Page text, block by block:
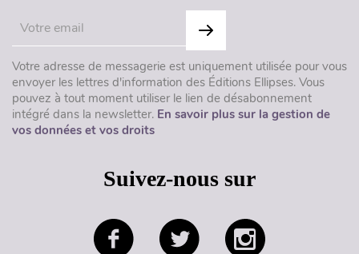
Votre adresse de messagerie est uniquement utilisée pour vous
envoyer les lettres d'information des Éditions Ellipses. Vous
pouvez à tout moment utiliser le lien de désabonnement
intégré dans la newsletter. En savoir plus sur la gestion de
vos données et vos droits
Suivez-nous sur